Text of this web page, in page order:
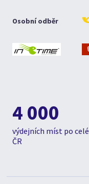
Osobní odběr
4 000
výdejních míst po celé
ČR